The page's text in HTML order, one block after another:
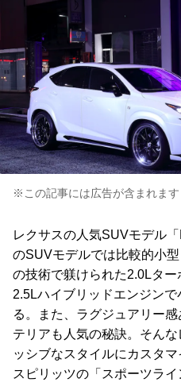
※この記事には広告が含まれます
レクサスの人気SUVモデル
のSUVモデルでは比較的小
の技術で躾けられた2.0Lタ
2.5Lハイブリッドエンジン
る。また、ラグジュアリー
テリアも人気の秘訣。そん
ッシブなスタイルにカスタ
スピリッツの「スポーツライ